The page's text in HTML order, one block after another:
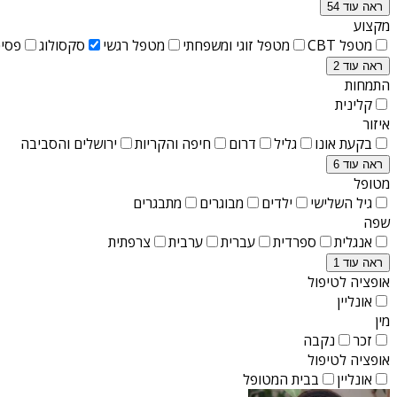
ראה עוד 54
מקצוע
מטפל CBT
מטפל זוגי ומשפחתי מטפל רגשי סקסולוג
ראה עוד 2
התמחות
קלינית
איזור
בקעת אונו
גליל דרום חיפה והקריות ירושלים והסביבה
ראה עוד 6
מטופל
גיל השלישי
ילדים מבוגרים
מתבגרים
שפה
אנגלית
ספרדית עברית ערבית צרפתית
ראה עוד 1
אופציה לטיפול
אונליין
מין
זכר
נקבה
אופציה לטיפול
אונליין
בבית המטופל